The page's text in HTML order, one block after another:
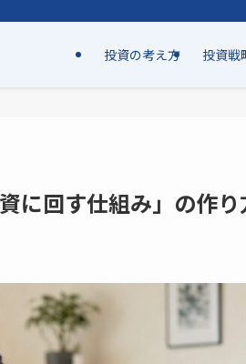
投資の考え方 投資戦
に回す仕組み」の作り